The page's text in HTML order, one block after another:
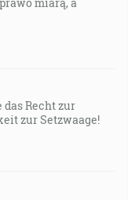
das Recht zur
zur Setzwaage!